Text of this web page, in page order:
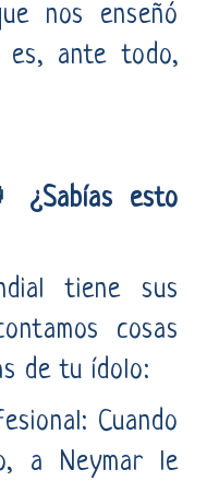
nos enseñó
ante todo,
¿Sabías esto
tiene sus
cosas
de tu ídolo:
Cuando
a Neymar le